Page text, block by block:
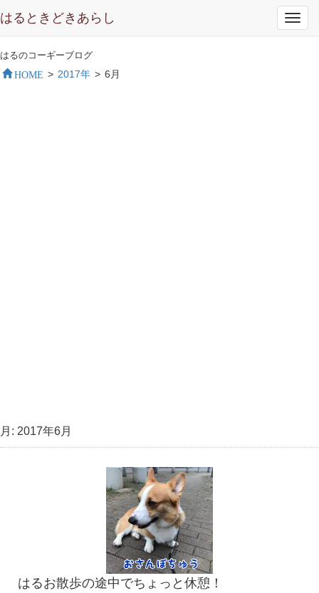
はるときどきあらし
はるのコーギーブログ
HOME > 2017年 > 6月
月: 2017年6月
はるお散歩の途中でちょっと休憩！